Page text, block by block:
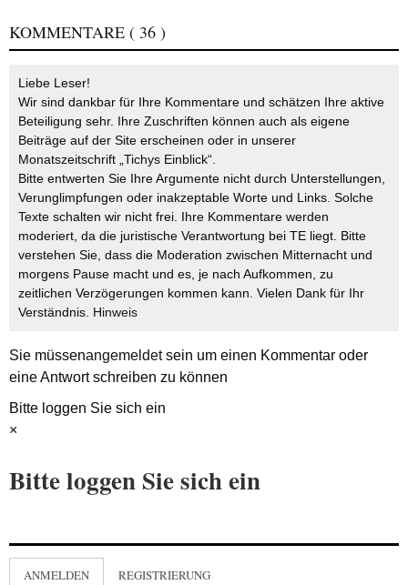
KOMMENTARE ( 36 )
Liebe Leser!
Wir sind dankbar für Ihre Kommentare und schätzen Ihre aktive
Beteiligung sehr. Ihre Zuschriften können auch als eigene
Beiträge auf der Site erscheinen oder in unserer
Monatszeitschrift „Tichys Einblick“.
Bitte entwerten Sie Ihre Argumente nicht durch Unterstellungen,
Verunglimpfungen oder inakzeptable Worte und Links. Solche
Texte schalten wir nicht frei. Ihre Kommentare werden
moderiert, da die juristische Verantwortung bei TE liegt. Bitte
verstehen Sie, dass die Moderation zwischen Mitternacht und
morgens Pause macht und es, je nach Aufkommen, zu
zeitlichen Verzögerungen kommen kann. Vielen Dank für Ihr
Verständnis. Hinweis
Sie müssenangemeldetsein um einen Kommentar oder
eine Antwort schreiben zu können
Bitte loggen Sie sich ein
×
Bitte loggen Sie sich ein
ANMELDEN REGISTRIERUNG